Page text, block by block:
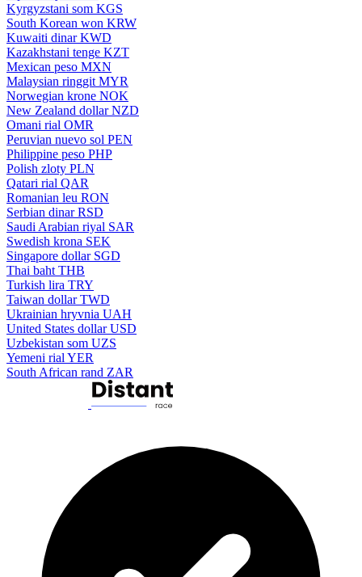
Kyrgyzstani som KGS
South Korean won KRW
Kuwaiti dinar KWD
Kazakhstani tenge KZT
Mexican peso MXN
Malaysian ringgit MYR
Norwegian krone NOK
New Zealand dollar NZD
Omani rial OMR
Peruvian nuevo sol PEN
Philippine peso PHP
Polish zloty PLN
Qatari rial QAR
Romanian leu RON
Serbian dinar RSD
Saudi Arabian riyal SAR
Swedish krona SEK
Singapore dollar SGD
Thai baht THB
Turkish lira TRY
Taiwan dollar TWD
Ukrainian hryvnia UAH
United States dollar USD
Uzbekistan som UZS
Yemeni rial YER
South African rand ZAR